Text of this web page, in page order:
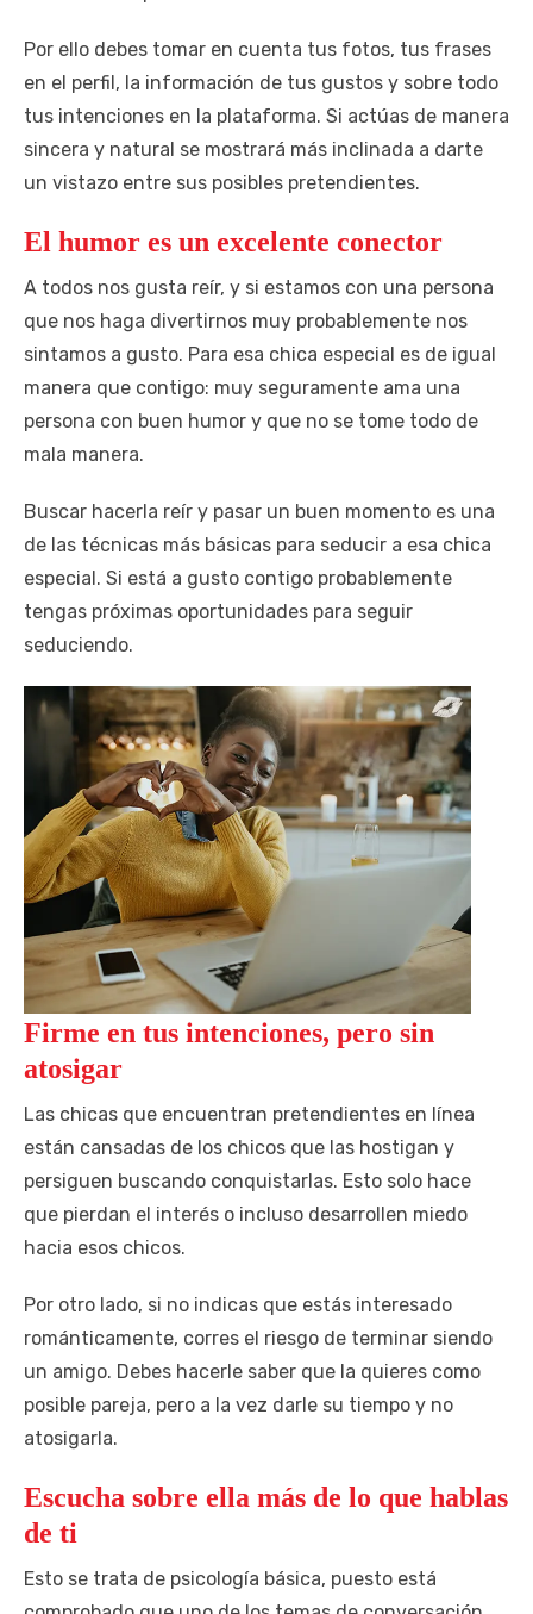
Por ello debes tomar en cuenta tus fotos, tus frases
en el perfil, la información de tus gustos y sobre todo
tus intenciones en la plataforma. Si actúas de manera
sincera y natural se mostrará más inclinada a darte
un vistazo entre sus posibles pretendientes.
El humor es un excelente conector
A todos nos gusta reír, y si estamos con una persona
que nos haga divertirnos muy probablemente nos
sintamos a gusto. Para esa chica especial es de igual
manera que contigo: muy seguramente ama una
persona con buen humor y que no se tome todo de
mala manera.
Buscar hacerla reír y pasar un buen momento es una
de las técnicas más básicas para seducir a esa chica
especial. Si está a gusto contigo probablemente
tengas próximas oportunidades para seguir
seduciendo.
Firme en tus intenciones, pero sin
atosigar
Las chicas que encuentran pretendientes en línea
están cansadas de los chicos que las hostigan y
persiguen buscando conquistarlas. Esto solo hace
que pierdan el interés o incluso desarrollen miedo
hacia esos chicos.
Por otro lado, si no indicas que estás interesado
románticamente, corres el riesgo de terminar siendo
un amigo. Debes hacerle saber que la quieres como
posible pareja, pero a la vez darle su tiempo y no
atosigarla.
Escucha sobre ella más de lo que hablas
de ti
Esto se trata de psicología básica, puesto está